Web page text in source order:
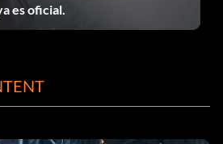
es oficial.